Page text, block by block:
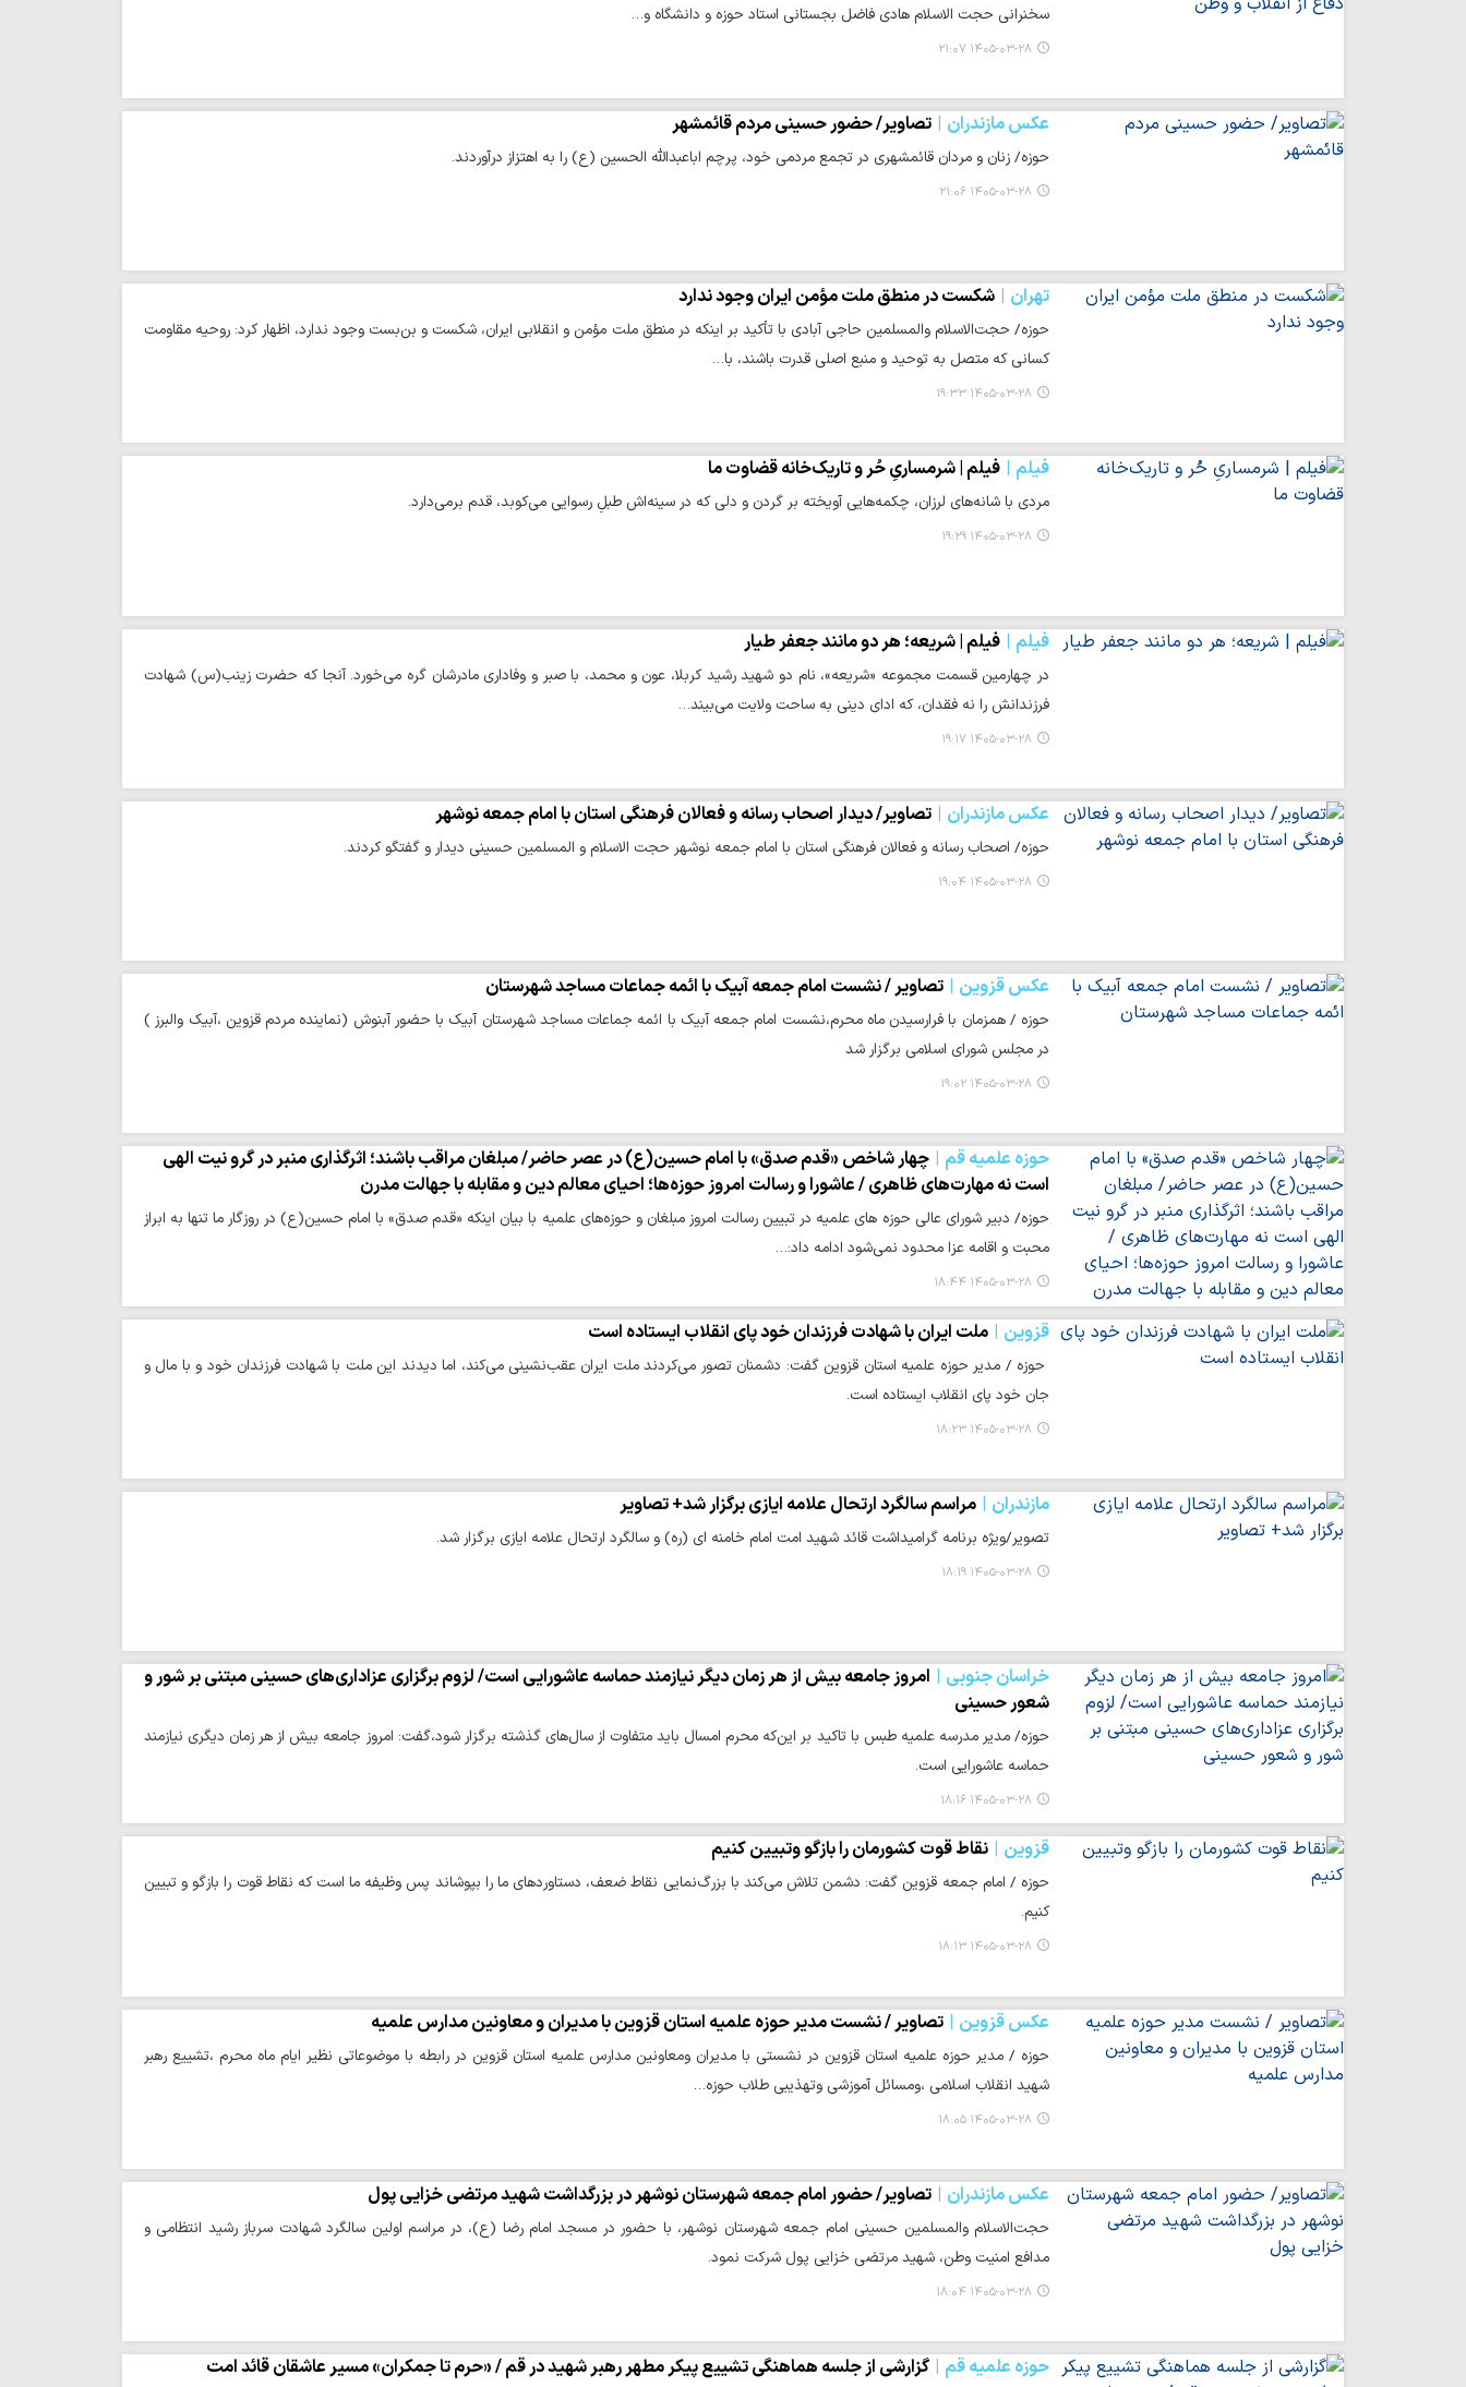
سخنرانی حجت الاسلام هادی فاضل بجستانی استاد حوزه و دانشگاه و…
۱۴۰۵-۰۳-۲۸ ۲۱:۰۷
عکس مازندران تصاویر/ حضور حسینی مردم قائمشهر
حوزه/ زنان و مردان قائمشهری در تجمع مردمی خود، پرچم اباعبدالله الحسین (ع) را به اهتزاز درآوردند.
۱۴۰۵-۰۳-۲۸ ۲۱:۰۶
تهران شکست در منطق ملت مؤمن ایران وجود ندارد
حوزه/ حجت‌الاسلام والمسلمین حاجی آبادی با تأکید بر اینکه در منطق ملت مؤمن و انقلابی ایران، شکست و بن‌بست وجود ندارد، اظهار کرد: روحیه مقاومت
کسانی که متصل به توحید و منبع اصلی قدرت باشند، با…
۱۴۰۵-۰۳-۲۸ ۱۹:۳۳
فیلم فیلم | شرمساریِ حُر و تاریک‌خانه‌ قضاوت‌ ما
مردی با شانه‌های لرزان، چکمه‌هایی آویخته بر گردن و دلی که در سینه‌اش طبلِ رسوایی می‌کوبد، قدم برمی‌دارد.
۱۴۰۵-۰۳-۲۸ ۱۹:۲۹
فیلم فیلم | شریعه؛ هر دو مانند جعفر طیار
در چهارمین قسمت مجموعه «شریعه»، نام دو شهید رشید کربلا، عون و محمد، با صبر و وفاداری مادرشان گره می‌خورد. آنجا که حضرت زینب(س) شهادت
فرزندانش را نه فقدان، که ادای دینی به ساحت ولایت می‌بیند…
۱۴۰۵-۰۳-۲۸ ۱۹:۱۷
عکس مازندران تصاویر/ دیدار اصحاب رسانه و فعالان فرهنگی استان با امام جمعه نوشهر
حوزه/ اصحاب رسانه و فعالان فرهنگی استان با امام جمعه نوشهر حجت الاسلام و المسلمین حسینی دیدار و گفتگو کردند.
۱۴۰۵-۰۳-۲۸ ۱۹:۰۴
عکس قزوین تصاویر / نشست امام جمعه آبیک با ائمه جماعات مساجد شهرستان
حوزه / همزمان با فرارسیدن ماه محرم،نشست امام جمعه آبیک با ائمه جماعات مساجد شهرستان آبیک با حضور آبنوش (نماینده مردم قزوین ،آبیک والبرز )
در مجلس شورای اسلامی برگزار شد
۱۴۰۵-۰۳-۲۸ ۱۹:۰۲
حوزه علمیه قم
چهار شاخص «قدم صدق» با امام حسین(ع) در عصر حاضر/ مبلغان مراقب باشند؛ اثرگذاری منبر در گرو نیت الهی
است نه مهارت‌های ظاهری / عاشورا و رسالت امروز حوزه‌ها؛ احیای معالم دین و مقابله با جهالت مدرن
حوزه/ دبیر شورای عالی حوزه های علمیه در تبیین رسالت امروز مبلغان و حوزه‌های علمیه با بیان اینکه «قدم صدق» با امام حسین(ع) در روزگار ما تنها به ابراز
محبت و اقامه عزا محدود نمی‌شود ادامه داد:…
۱۴۰۵-۰۳-۲۸ ۱۸:۴۴
قزوین ملت ایران با شهادت فرزندان خود پای انقلاب ایستاده است
حوزه / مدیر حوزه علمیه استان قزوین گفت: دشمنان تصور می‌کردند ملت ایران عقب‌نشینی می‌کند، اما دیدند این ملت با شهادت فرزندان خود و با مال و
جان خود پای انقلاب ایستاده است.
۱۴۰۵-۰۳-۲۸ ۱۸:۲۳
مازندران مراسم سالگرد ارتحال علامه ایازی برگزار شد+ تصاویر
تصویر/ویژه برنامه گرامیداشت قائد شهید امت امام خامنه ای (ره) و سالگرد ارتحال علامه ایازی برگزار شد.
۱۴۰۵-۰۳-۲۸ ۱۸:۱۹
خراسان جنوبی
امروز جامعه بیش از هر زمان دیگر نیازمند حماسه عاشورایی است/ لزوم برگزاری عزاداری‌های حسینی مبتنی بر شور و
شعور حسینی
حوزه/ مدیر مدرسه علمیه طبس با تاکید بر این‌که محرم امسال باید متفاوت از سال‌های گذشته برگزار شود،گفت: امروز جامعه بیش از هر زمان دیگری نیازمند
حماسه عاشورایی است.
۱۴۰۵-۰۳-۲۸ ۱۸:۱۶
قزوین نقاط قوت کشورمان را بازگو وتبیین کنیم
حوزه / امام جمعه قزوین گفت: دشمن تلاش می‌کند با بزرگ‌نمایی نقاط ضعف، دستاوردهای ما را بپوشاند پس وظیفه ما است که نقاط قوت را بازگو و تبیین
کنیم.
۱۴۰۵-۰۳-۲۸ ۱۸:۱۳
عکس قزوین تصاویر / نشست مدیر حوزه علمیه استان قزوین با مدیران و معاونین مدارس علمیه
حوزه / مدیر حوزه علمیه استان قزوین در نشستی با مدیران ومعاونین مدارس علمیه استان قزوین در رابطه با موضوعاتی نظیر ایام ماه محرم ،تشییع رهبر
شهید انقلاب اسلامی ،ومسائل آموزشی وتهذیبی طلاب حوزه…
۱۴۰۵-۰۳-۲۸ ۱۸:۰۵
عکس مازندران تصاویر/ حضور امام جمعه شهرستان نوشهر در بزرگداشت شهید مرتضی خزایی پول
حجت‌الاسلام والمسلمین حسینی امام جمعه شهرستان نوشهر، با حضور در مسجد امام رضا (ع)، در مراسم اولین سالگرد شهادت سرباز رشید انتظامی و
مدافع امنیت وطن، شهید مرتضی خزایی پول شرکت نمود.
۱۴۰۵-۰۳-۲۸ ۱۸:۰۴
حوزه علمیه قم گزارشی از جلسه هماهنگی تشییع پیکر مطهر رهبر شهید در قم / «حرم تا جمکران» مسیر عاشقان قائد امت